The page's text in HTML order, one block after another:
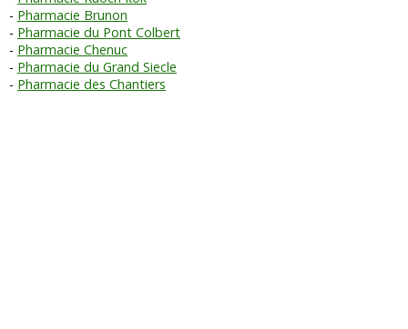
Pharmacie Brunon
Pharmacie du Pont Colbert
Pharmacie Chenuc
Pharmacie du Grand Siecle
Pharmacie des Chantiers